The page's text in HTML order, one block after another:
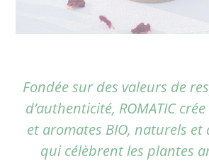
Fondée sur des valeurs de
d’authenticité, ROMATIC
et aromates BIO, naturels
qui célèbrent les plantes